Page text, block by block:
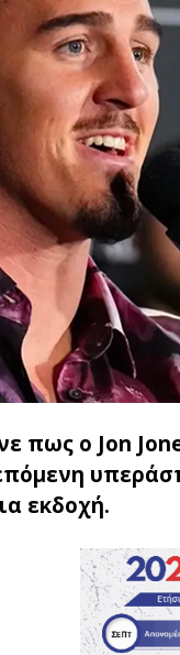
πως ο Jon
εκδοχή.